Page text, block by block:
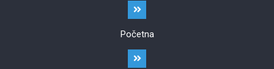
Početna